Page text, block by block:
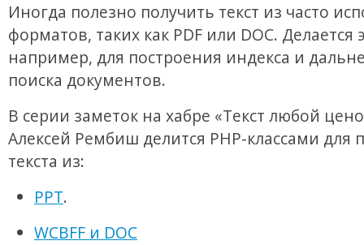
Иногда полезно получить текст из часто
форматов, таких как PDF или DOC. Делается
например, для построения индекса и
поиска документов.
В серии заметок на хабре «Текст любой
Алексей Рембиш делится PHP-классами для
текста из:
PPT.
WCBFF и DOC